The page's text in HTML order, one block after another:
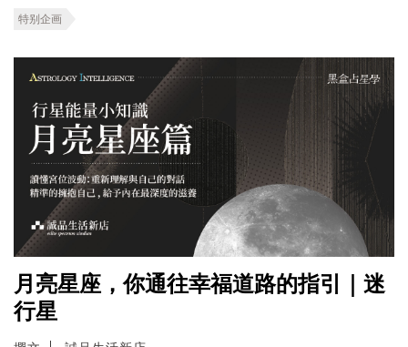
特别企画
月亮星座，你通往幸福道路的指引｜迷
行星